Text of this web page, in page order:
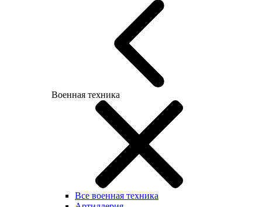
Военная техника
Все военная техника